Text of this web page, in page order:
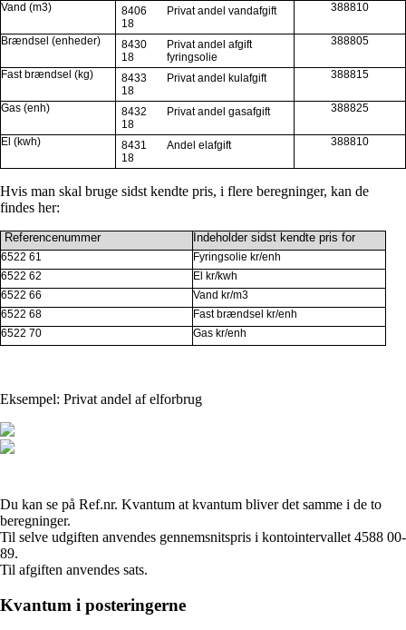
Vand (m3)
8406
18
Privat andel vandafgift 388810
Brændsel (enheder)
8430
18
Privat andel afgift
fyringsolie
388805
Fast brændsel (kg)
8433
18
Privat andel kulafgift 388815
Gas (enh)
8432
18
Privat andel gasafgift 388825
El (kwh)
8431
18
Andel elafgift 388810
Hvis man skal bruge sidst kendte pris, i flere beregninger, kan de
findes her:
Referencenummer Indeholder sidst kendte pris for
6522 61
Fyringsolie kr/enh
6522 62
El kr/kwh
6522 66
Vand kr/m3
6522 68
Fast brændsel kr/enh
6522 70
Gas kr/enh
Eksempel: Privat andel af elforbrug
Du kan se på Ref.nr. Kvantum at kvantum bliver det samme i de to
beregninger.
Til selve udgiften anvendes gennemsnitspris i kontointervallet 4588 00-
89.
Til afgiften anvendes sats.
Kvantum i posteringerne